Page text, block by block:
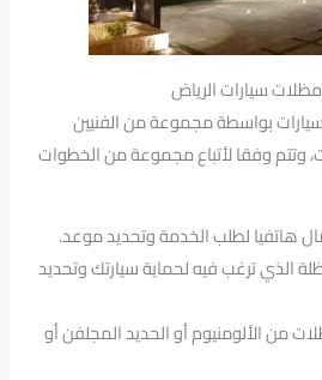
سيارات الرياض
بواسطة مجموعة من الفنيين
وتتم وفقا لأتباع مجموعة من الخطوات
هاتفيا لطلب الخدمة وتحديد موعد.
الذي ترغب فيه لحماية سيارتك وتحديد
من الألومنيوم أو الحديد المجلفن أو